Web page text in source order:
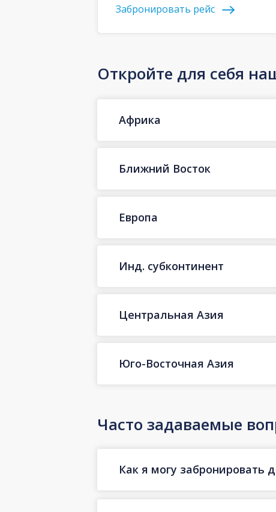
Забронировать рейс
Откройте для себя
Африка
Ближний Восток
Европа
Инд. субконтинент
Центральная Азия
Юго-Восточная Азия
Часто задаваемые
Как я могу забронировать